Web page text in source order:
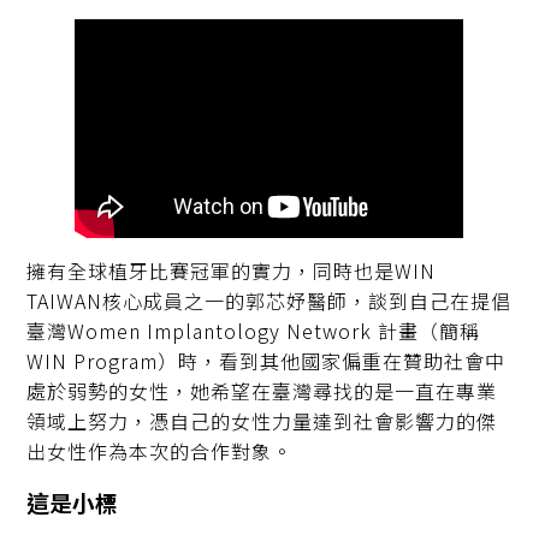
擁有全球植牙比賽冠軍的實力，同時也是WIN
TAIWAN核心成員之一的郭芯妤醫師，談到自己在提倡
臺灣Women Implantology Network 計畫（簡稱
WIN Program）時，看到其他國家偏重在贊助社會中
處於弱勢的女性，她希望在臺灣尋找的是一直在專業
領域上努力，憑自己的女性力量達到社會影響力的傑
出女性作為本次的合作對象。
這是小標